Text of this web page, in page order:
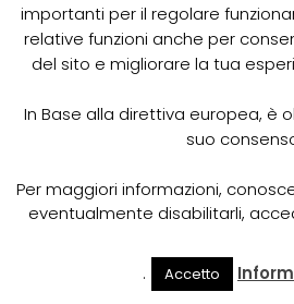
per la raccolta delle acque
soprattutto in zone dove
sistema di smaltimento delle
spurgo dei pozzi neri è
e prevenire il rischio di
infezioni.
Come funziona lo
Lo spurgo dei pozzi neri viene
specifiche, in grado di
acque reflue e i sedimenti
Cerca
importanti per il regolare
relative funzioni anche per
del sito e migliorare la tua
In Base alla direttiva europea, è
suo
Per maggiori informazioni,
eventualmente disabilitarli,
. Accetto